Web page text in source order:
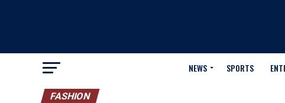
NEWS SPORTS
FASHION